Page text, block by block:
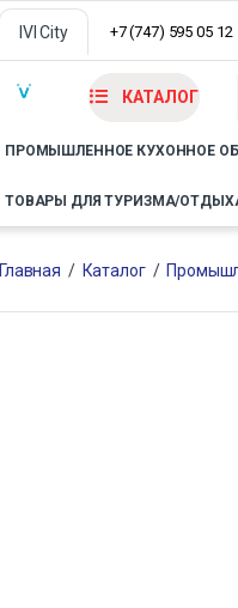
IVI City +7 (747) 595 05 12
КАТАЛОГ
ПРОМЫШЛЕННОЕ КУХОННОЕ
ТОВАРЫ ДЛЯ ТУРИЗМА/
Главная / Каталог /